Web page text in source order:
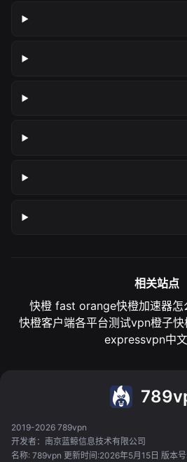
相关站点
快橙 fast orange快橙加速器怎
快橙客户端各平台测试vpn橙子快
expressvpn中
2019-2026 789vpn
开发者：南京蓝鲸信息技术有限公司
名称: 789vpn 更新时间:2026年5月15日 版本